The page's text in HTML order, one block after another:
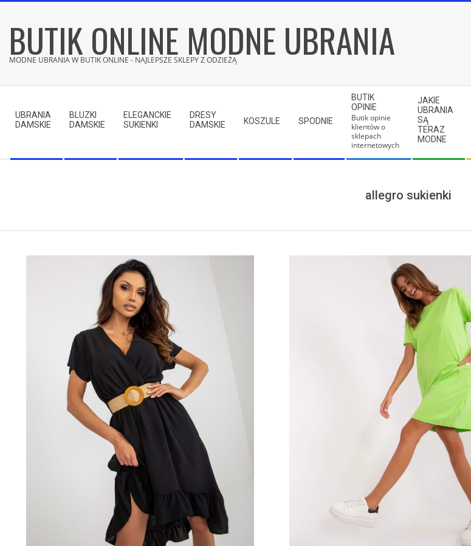
contentBUTIK ONLINE MODNE UBRANIA
MODNE UBRANIA W BUTIK ONLINE - NAJLEPSZE SKLEPY Z ODZIEŻĄ
Menu
UBRANIA
DAMSKIE
BLUZKI
DAMSKIE
ELEGANCKIE
SUKIENKI
DRESY
DAMSKIE
KOSZULE SPODNIE
BUTIK
OPINIE
Butik opinie
klientów o
sklepach
internetowych
JAKIE
UBRANIA
SĄ
TERAZ
MODNE
allegro sukienki